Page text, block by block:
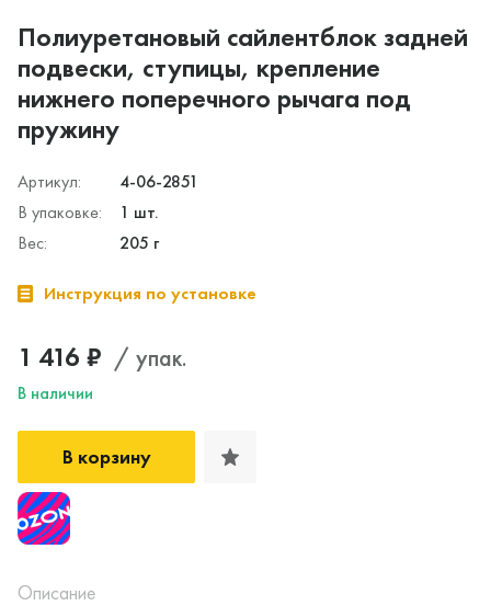
Полиуретановый сайлентблок задней
подвески, ступицы, крепление
нижнего поперечного рычага под
пружину
Артикул:
4-06-2851
В упаковке:
1 шт.
Вес:
205 г
Инструкция по установке
1 416 ₽ / упак.
В наличии
В корзину
Описание